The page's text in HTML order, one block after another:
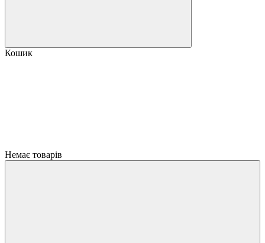
Кошик
Немає товарів